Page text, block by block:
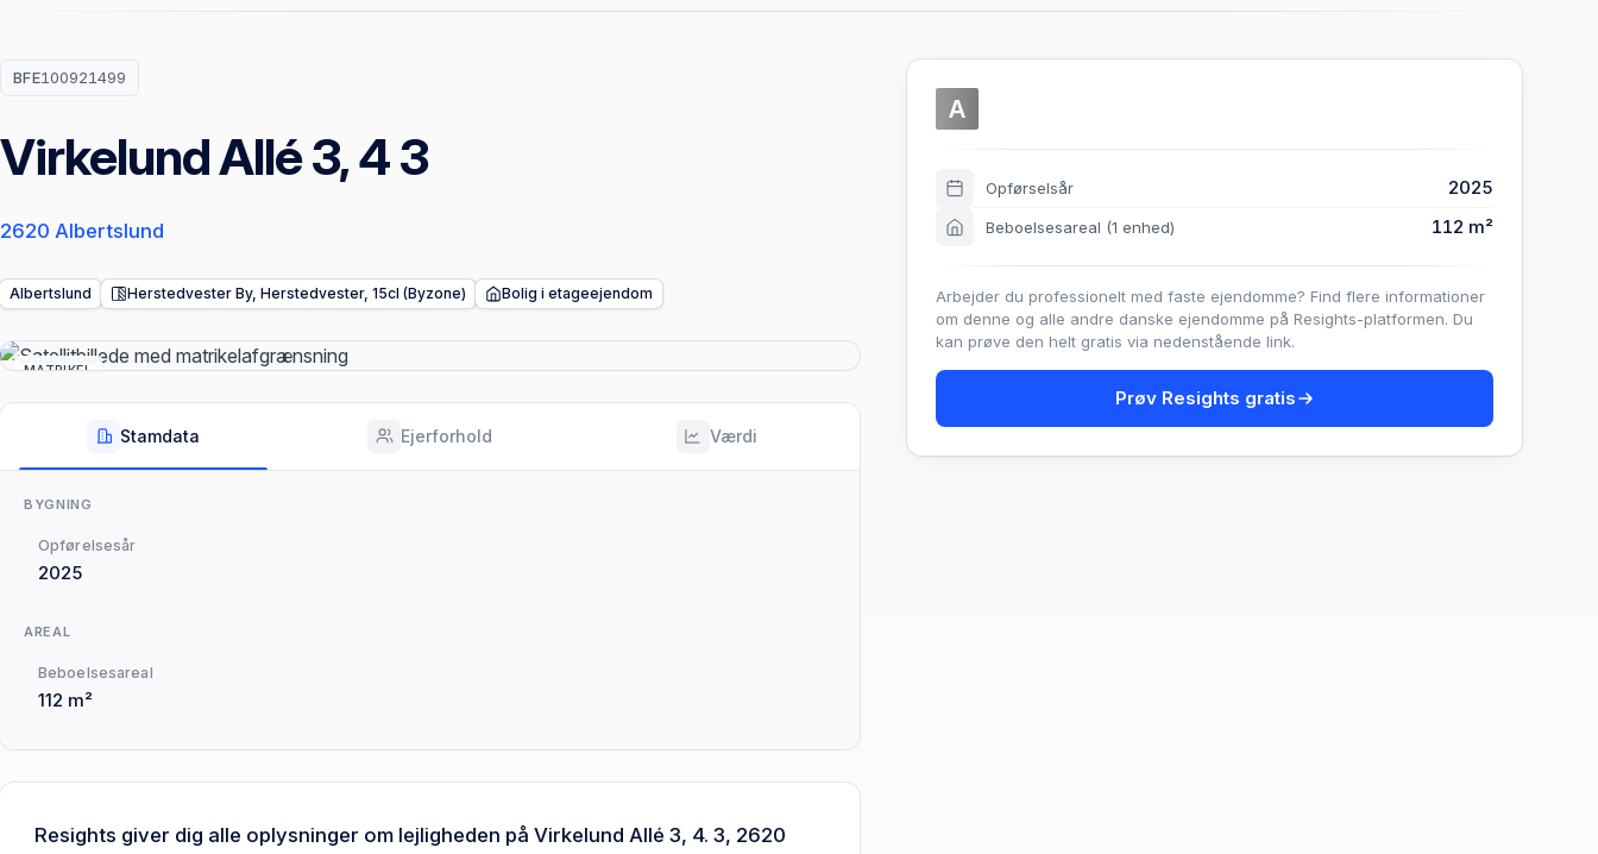
BFE100921499
Virkelund Allé 3, 4 3
2620 Albertslund
Albertslund Herstedvester By, Herstedvester, 15cl (Byzone) Bolig i etageejendom
MATRIKEL
Stamdata Ejerforhold Værdi
BYGNING
Opførelsesår
2025
AREAL
Beboelsesareal
112 m²
Resights giver dig alle oplysninger om lejligheden på Virkelund Allé 3, 4. 3, 2620
A
Opførselsår 2025
Beboelsesareal (1 enhed) 112 m²
Arbejder du professionelt med faste ejendomme? Find flere informationer
om denne og alle andre danske ejendomme på Resights-platformen. Du
kan prøve den helt gratis via nedenstående link.
Prøv Resights gratis